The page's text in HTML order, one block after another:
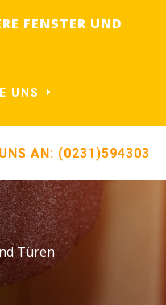
FENSTER UND
UNS
AN: (0231)594303
Türen